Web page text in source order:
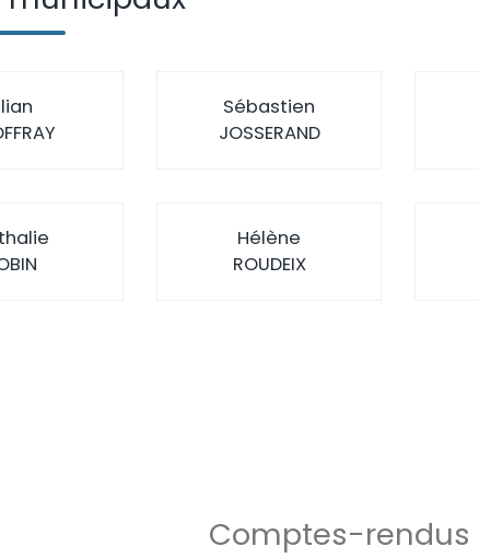
Sébastien
JOSSERAND
Hélène
ROUDEIX
Comptes-rendus